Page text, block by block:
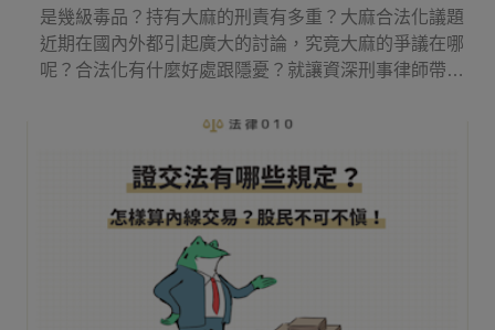
是幾級毒品？持有大麻的刑責有多重？大麻合法化議題
近期在國內外都引起廣大的討論，究竟大麻的爭議在哪
呢？合法化有什麼好處跟隱憂？就讓資深刑事律師帶你